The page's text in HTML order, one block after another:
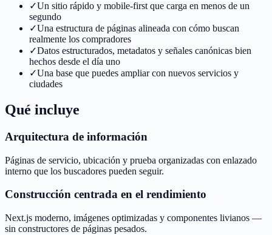
✓Un sitio rápido y mobile-first que carga en menos de un
segundo
✓Una estructura de páginas alineada con cómo buscan
realmente los compradores
✓Datos estructurados, metadatos y señales canónicas bien
hechos desde el día uno
✓Una base que puedes ampliar con nuevos servicios y
ciudades
Qué incluye
Arquitectura de información
Páginas de servicio, ubicación y prueba organizadas con enlazado
interno que los buscadores pueden seguir.
Construcción centrada en el rendimiento
Next.js moderno, imágenes optimizadas y componentes livianos —
sin constructores de páginas pesados.